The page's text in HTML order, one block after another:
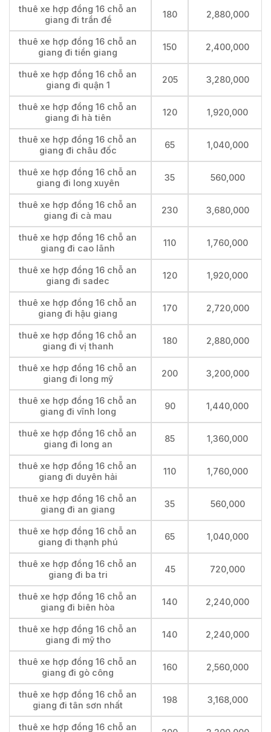
thuê xe hợp đồng 16 chỗ an
giang đi trần đề
180 2,880,000
thuê xe hợp đồng 16 chỗ an
giang đi tiền giang
150 2,400,000
thuê xe hợp đồng 16 chỗ an
giang đi quận 1
205 3,280,000
thuê xe hợp đồng 16 chỗ an
giang đi hà tiên
120 1,920,000
thuê xe hợp đồng 16 chỗ an
giang đi châu đốc
65 1,040,000
thuê xe hợp đồng 16 chỗ an
giang đi long xuyên
35 560,000
thuê xe hợp đồng 16 chỗ an
giang đi cà mau
230 3,680,000
thuê xe hợp đồng 16 chỗ an
giang đi cao lãnh
110 1,760,000
thuê xe hợp đồng 16 chỗ an
giang đi sadec
120 1,920,000
thuê xe hợp đồng 16 chỗ an
giang đi hậu giang
170 2,720,000
thuê xe hợp đồng 16 chỗ an
giang đi vị thanh
180 2,880,000
thuê xe hợp đồng 16 chỗ an
giang đi long mỹ
200 3,200,000
thuê xe hợp đồng 16 chỗ an
giang đi vĩnh long
90 1,440,000
thuê xe hợp đồng 16 chỗ an
giang đi long an
85 1,360,000
thuê xe hợp đồng 16 chỗ an
giang đi duyên hải
110 1,760,000
thuê xe hợp đồng 16 chỗ an
giang đi an giang
35 560,000
thuê xe hợp đồng 16 chỗ an
giang đi thạnh phú
65 1,040,000
thuê xe hợp đồng 16 chỗ an
giang đi ba tri
45 720,000
thuê xe hợp đồng 16 chỗ an
giang đi biên hòa
140 2,240,000
thuê xe hợp đồng 16 chỗ an
giang đi mỹ tho
140 2,240,000
thuê xe hợp đồng 16 chỗ an
giang đi gò công
160 2,560,000
thuê xe hợp đồng 16 chỗ an
giang đi tân sơn nhất
198 3,168,000
thuê xe hợp đồng 16 chỗ an